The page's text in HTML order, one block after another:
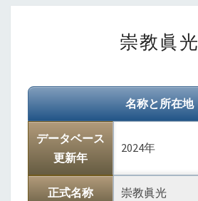
教
光
崇教眞光
名称と所在地
データベース
更新年
2024年
正式名称 崇教眞光